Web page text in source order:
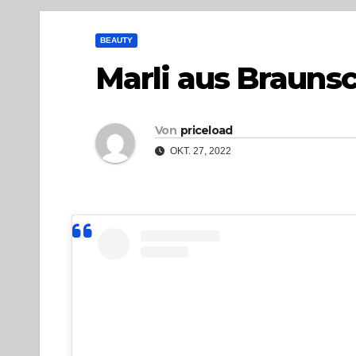
BEAUTY
Marli aus
Von priceload
OKT. 27, 2022